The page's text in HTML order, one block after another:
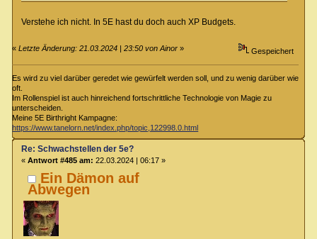
Verstehe ich nicht. In 5E hast du doch auch XP Budgets.
«Letzte Änderung: 21.03.2024 | 23:50 von Ainor » Gespeichert
Es wird zu viel darüber geredet wie gewürfelt werden soll, und zu wenig darüber wie
oft.
Im Rollenspiel ist auch hinreichend fortschrittliche Technologie von Magie zu
unterscheiden.
Meine 5E Birthright Kampagne:
https://www.tanelorn.net/index.php/topic,122998.0.html
Ein Dämon auf
Abwegen
Re: Schwachstellen der 5e?
« Antwort #485 am: 22.03.2024 | 06:17 »